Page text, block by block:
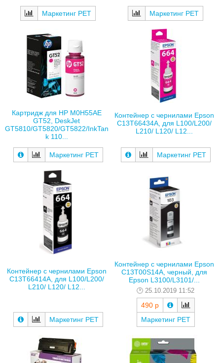
Маркетинг РЕТ Маркетинг РЕТ
Картридж для HP M0H55AE
GT52, DeskJet
GT5810/GT5820/GT5822/InkTan
k 110...
Маркетинг РЕТ
Контейнер с чернилами Epson
C13T66434A, для L100/L200/
L210/ L120/ L12...
Маркетинг РЕТ
Контейнер с чернилами Epson
C13T66414A, для L100/L200/
L210/ L120/ L12...
Маркетинг РЕТ
Контейнер с чернилами Epson
C13T00S14A, черный, для
Epson L3100/L3101/...
25.10.2019 11:52
490 р
Маркетинг РЕТ